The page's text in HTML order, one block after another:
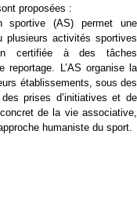
proposées :
sportive (AS) permet une
plusieurs activités sportives
certifiée à des tâches
reportage. L’AS organise la
établissements, sous des
prises d’initiatives et de
de la vie associative,
humaniste du sport.